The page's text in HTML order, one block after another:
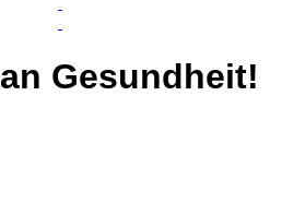
an Gesundheit!